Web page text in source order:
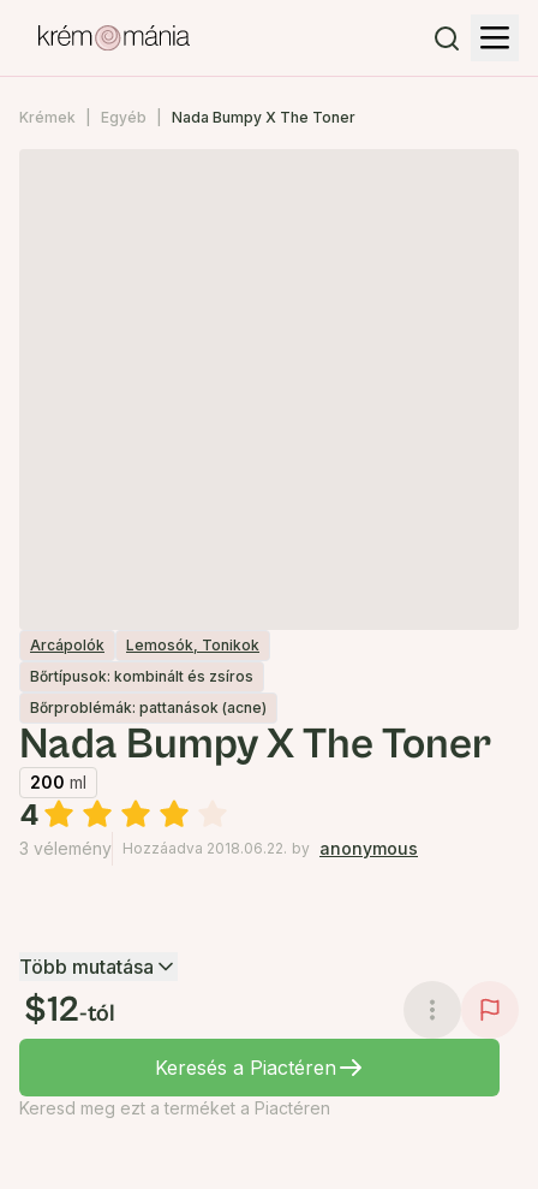
Krémek Egyéb Nada Bumpy X The Toner
Arcápolók
Lemosók, Tonikok
Bőrtípusok: kombinált és zsíros
Bőrproblémák: pattanások (acne)
Nada Bumpy X The Toner
200 ml
4
3 vélemény Hozzáadva 2018.06.22. by anonymous
Több mutatása
$12-tól
Keresés a Piactéren
Keresd meg ezt a terméket a Piactéren